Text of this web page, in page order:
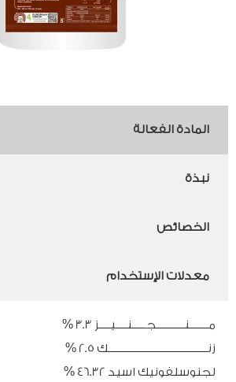
المادة الفعالة
نبذة
الخصائص
معدلات الإستخدام
مــــــــنــــــــــــجــــــنـــــيـــــز 3.3 %
زنــــــــــــــــــــــــــــــــــــــــــك 2.5 %
لجنوسلفونيك اسيد 46.32 %